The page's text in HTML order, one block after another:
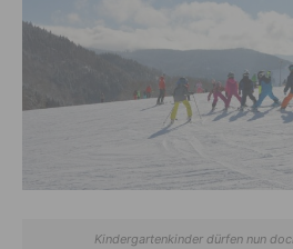
Kindergartenkinder dürfen nun